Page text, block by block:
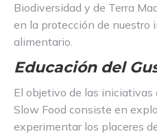
Biodiversidad y de Terra
en la protección de nuestro
alimentario.
Educación del
El objetivo de las iniciativas
Slow Food consiste en
experimentar los placeres